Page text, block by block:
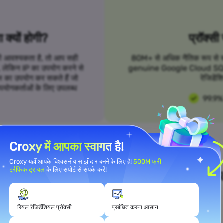
होगी?
आवश्यकता है, तो आप सही
लेकिन IP का उपयोग करने से
उपयोग कर सकते हैं जो
के लिए उपलब्ध
80M+ से अधिक नैतिक रूप से
genuine Google Cloud SQL
उपयोग मामले की आवश्यकताओं को पूरा
Croxy में आपका स्वागत है!
Croxy यहाँ आपके विश्वसनीय साझीदार बनने के लिए है! 500M फ्री
ट्रैफिक ट्रायलके लिए सपोर्ट से संपर्क करें!
रियल रेजिडेंशियल प्रॉक्सी प्रबंधित करना आसान